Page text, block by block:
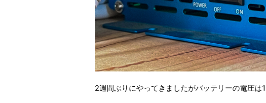
2週間ぶりにやってきましたがバッテリーの電圧は